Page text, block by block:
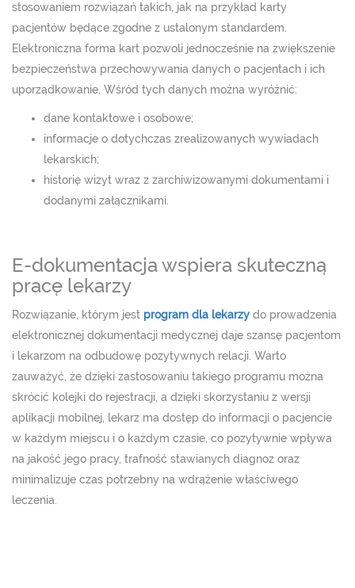
stosowaniem rozwiązań takich, jak na przykład karty
pacjentów będące zgodne z ustalonym standardem.
Elektroniczna forma kart pozwoli jednocześnie na zwiększenie
bezpieczeństwa przechowywania danych o pacjentach i ich
uporządkowanie. Wśród tych danych można wyróżnić:
dane kontaktowe i osobowe;
informacje o dotychczas zrealizowanych wywiadach
lekarskich;
historię wizyt wraz z zarchiwizowanymi dokumentami i
dodanymi załącznikami.
E-dokumentacja wspiera skuteczną
pracę lekarzy
Rozwiązanie, którym jest program dla lekarzy do prowadzenia
elektronicznej dokumentacji medycznej daje szansę pacjentom
i lekarzom na odbudowę pozytywnych relacji. Warto
zauważyć, że dzięki zastosowaniu takiego programu można
skrócić kolejki do rejestracji, a dzięki skorzystaniu z wersji
aplikacji mobilnej, lekarz ma dostęp do informacji o pacjencie
w każdym miejscu i o każdym czasie, co pozytywnie wpływa
na jakość jego pracy, trafność stawianych diagnoz oraz
minimalizuje czas potrzebny na wdrążenie właściwego
leczenia.